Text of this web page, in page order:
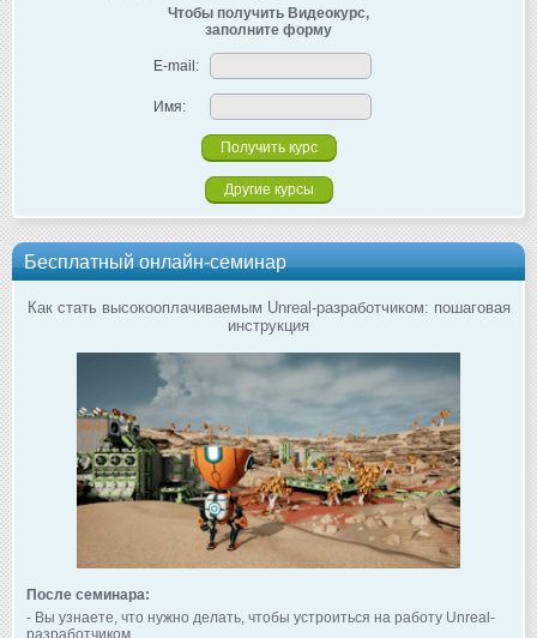
Чтобы получить Видеокурс,
заполните форму
E-mail:
Имя:
Другие курсы
Бесплатный онлайн-семинар
Как стать высокооплачиваемым Unreal-разработчиком: пошаговая
инструкция
После семинара:
- Вы узнаете, что нужно делать, чтобы устроиться на работу Unreal-
разработчиком.